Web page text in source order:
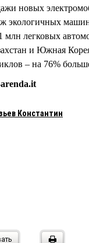
новых
экологичных
млн легковых
и Южная
– на 76%
Константин